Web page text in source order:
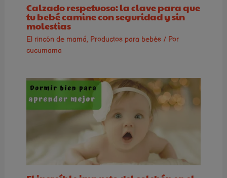
Calzado respetuoso: la clave para que
tu bebé camine con seguridad y sin
molestias
El rincón de mamá, Productos para bebés/ Por
cucumama